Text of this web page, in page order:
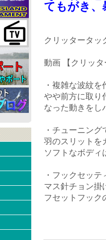
てもがき、
クリッタータッ
動画 【クリッ
・複雑な波紋
やや前方に取り
なった動きをし
・チューニン
羽のスリットを
ソフトなボディ
・フックセッテ
マス針チョン掛
フセットフック